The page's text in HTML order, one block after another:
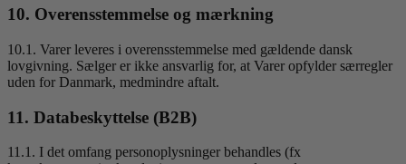
10. Overensstemmelse og mærkning
10.1. Varer leveres i overensstemmelse med gældende dansk
lovgivning. Sælger er ikke ansvarlig for, at Varer opfylder særregler
uden for Danmark, medmindre aftalt.
11. Databeskyttelse (B2B)
11.1. I det omfang personoplysninger behandles (fx